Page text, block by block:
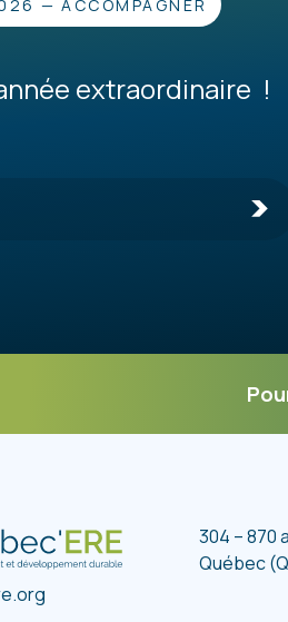
— ACCOMPAGNER
extraordinaire !
304 – 870
Québec